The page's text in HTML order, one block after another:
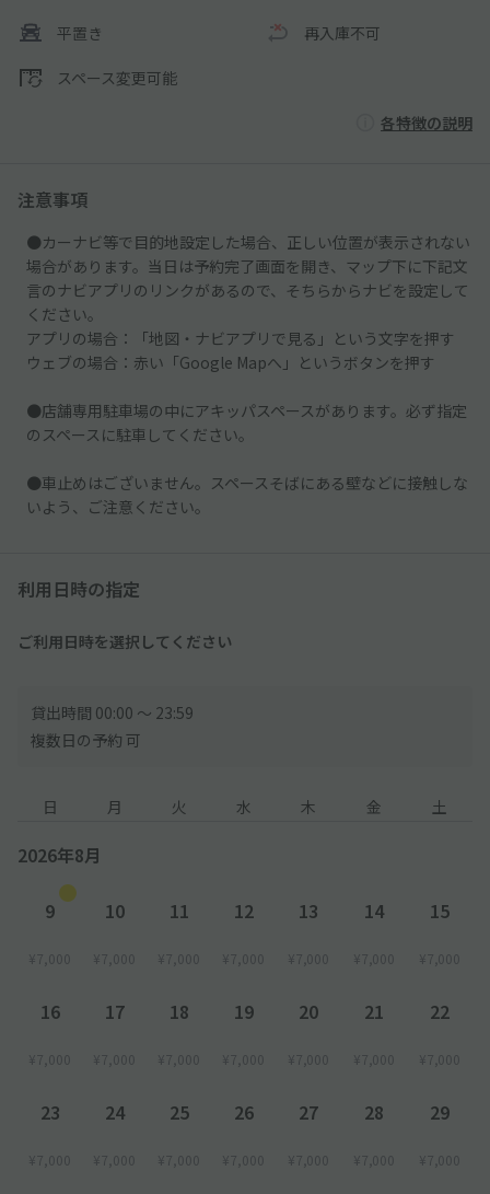
平置き 再入庫不可
スペース変更可能
各特徴の説明
注意事項
●カーナビ等で目的地設定した場合、正しい位置が表示されない
場合があります。当日は予約完了画面を開き、マップ下に下記文
言のナビアプリのリンクがあるので、そちらからナビを設定して
ください。
アプリの場合：「地図・ナビアプリで見る」という文字を押す
ウェブの場合：赤い「Google Mapへ」というボタンを押す
●店舗専用駐車場の中にアキッパスペースがあります。必ず指定
のスペースに駐車してください。
●車止めはございません。スペースそばにある壁などに接触しな
いよう、ご注意ください。
利用日時の指定
ご利用日時を選択してください
貸出時間 00:00 〜 23:59
複数日の予約 可
日 月 火 水 木 金 土
2026年8月
9
¥7,000
10
¥7,000
11
¥7,000
12
¥7,000
13
¥7,000
14
¥7,000
15
¥7,000
16
¥7,000
17
¥7,000
18
¥7,000
19
¥7,000
20
¥7,000
21
¥7,000
22
¥7,000
23
¥7,000
24
¥7,000
25
¥7,000
26
¥7,000
27
¥7,000
28
¥7,000
29
¥7,000